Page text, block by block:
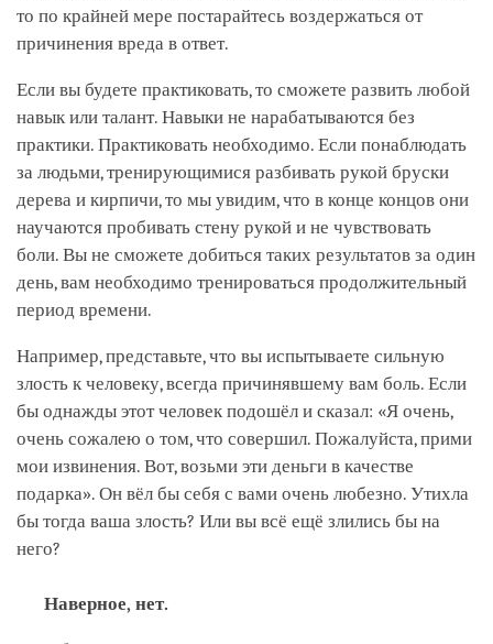
то по крайней мере постарайтесь воздержаться от
причинения вреда в ответ.
Если вы будете практиковать, то сможете развить любой
навык или талант. Навыки не нарабатываются без
практики. Практиковать необходимо. Если понаблюдать
за людьми, тренирующимися разбивать рукой бруски
дерева и кирпичи, то мы увидим, что в конце концов они
научаются пробивать стену рукой и не чувствовать
боли. Вы не сможете добиться таких результатов за один
день, вам необходимо тренироваться продолжительный
период времени.
Например, представьте, что вы испытываете сильную
злость к человеку, всегда причинявшему вам боль. Если
бы однажды этот человек подошёл и сказал: «Я очень,
очень сожалею о том, что совершил. Пожалуйста, прими
мои извинения. Вот, возьми эти деньги в качестве
подарка». Он вёл бы себя с вами очень любезно. Утихла
бы тогда ваша злость? Или вы всё ещё злились бы на
него?
Наверное, нет.